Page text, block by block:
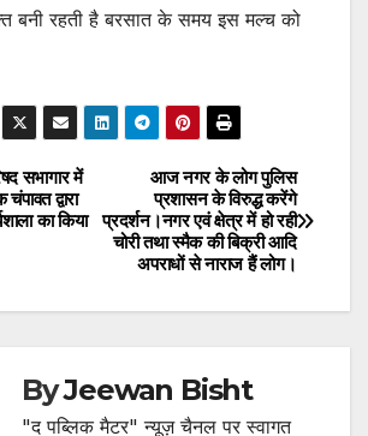
बनी रहती है बरसात के समय इस मल्च को
आज नगर के लोग पुलिस
प्रशासन के विरुद्ध करेंगे
प्रदर्शन।नगर एवं क्षेत्र में हो रही
चोरी तथा स्मैक की बिक्री आदि
अपराधों से नाराज हैं लोग।
सभागार में
द्वारा
का किया
ByJeewan Bisht
"द पब्लिक मैटर" न्यूज़ चैनल पर स्वागत